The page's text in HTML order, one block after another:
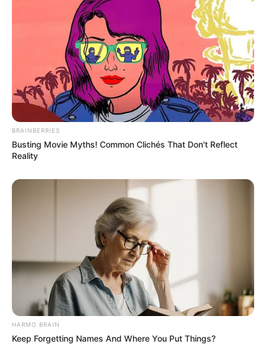
BRAINBERRIES
Busting Movie Myths! Common Clichés That Don't Reflect
Reality
HARMO BRAIN
Keep Forgetting Names And Where You Put Things?